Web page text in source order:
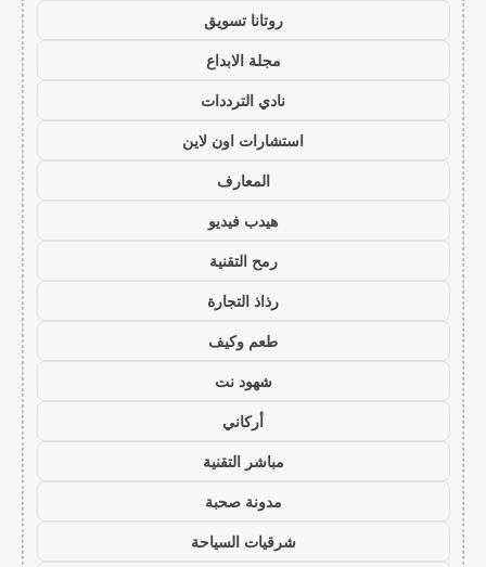
روتانا تسويق
مجلة الابداع
نادي الترددات
استشارات اون لاين
المعارف
هيدب فيديو
رمح التقنية
رذاذ التجارة
طعم وكيف
شهود نت
أركاني
مباشر التقنية
مدونة صحبة
شرقيات السياحة